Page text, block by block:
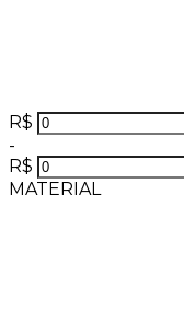
R$
-
R$
MATERIAL